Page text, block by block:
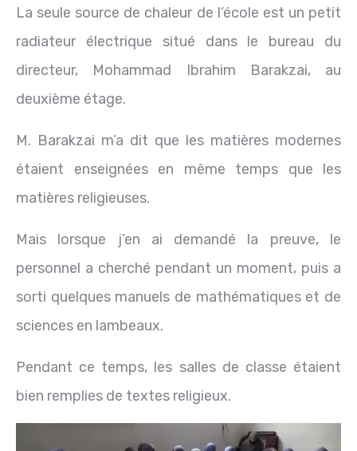
La seule source de chaleur de l’école est un petit
radiateur électrique situé dans le bureau du
directeur, Mohammad Ibrahim Barakzai, au
deuxième étage.
M. Barakzai m’a dit que les matières modernes
étaient enseignées en même temps que les
matières religieuses.
Mais lorsque j’en ai demandé la preuve, le
personnel a cherché pendant un moment, puis a
sorti quelques manuels de mathématiques et de
sciences en lambeaux.
Pendant ce temps, les salles de classe étaient
bien remplies de textes religieux.